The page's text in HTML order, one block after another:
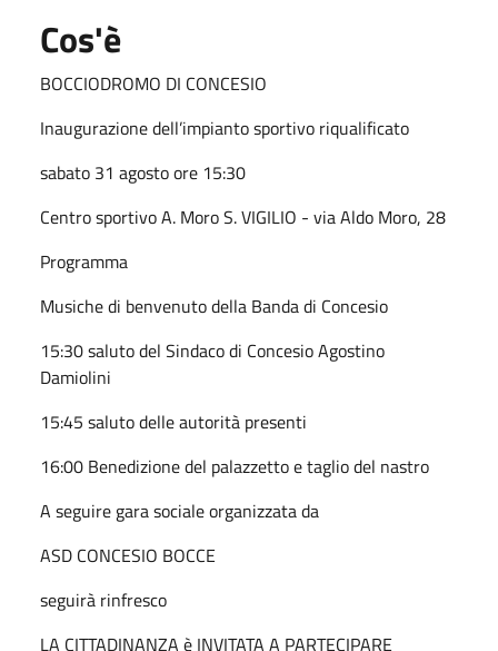
Cos'è
BOCCIODROMO DI CONCESIO
Inaugurazione dell’impianto sportivo riqualificato
sabato 31 agosto ore 15:30
Centro sportivo A. MoroS. VIGILIO - via Aldo Moro, 28
Programma
Musiche di benvenuto della Banda di Concesio
15:30 saluto del Sindaco di Concesio Agostino
Damiolini
15:45 saluto delle autorità presenti
16:00 Benedizione del palazzetto e taglio del nastro
A seguire gara sociale organizzata da
ASD CONCESIO BOCCE
seguirà rinfresco
LA CITTADINANZA è INVITATA A PARTECIPARE